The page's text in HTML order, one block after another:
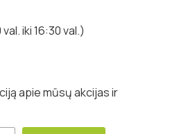
iki 16:30 val.)
apie mūsų akcijas ir